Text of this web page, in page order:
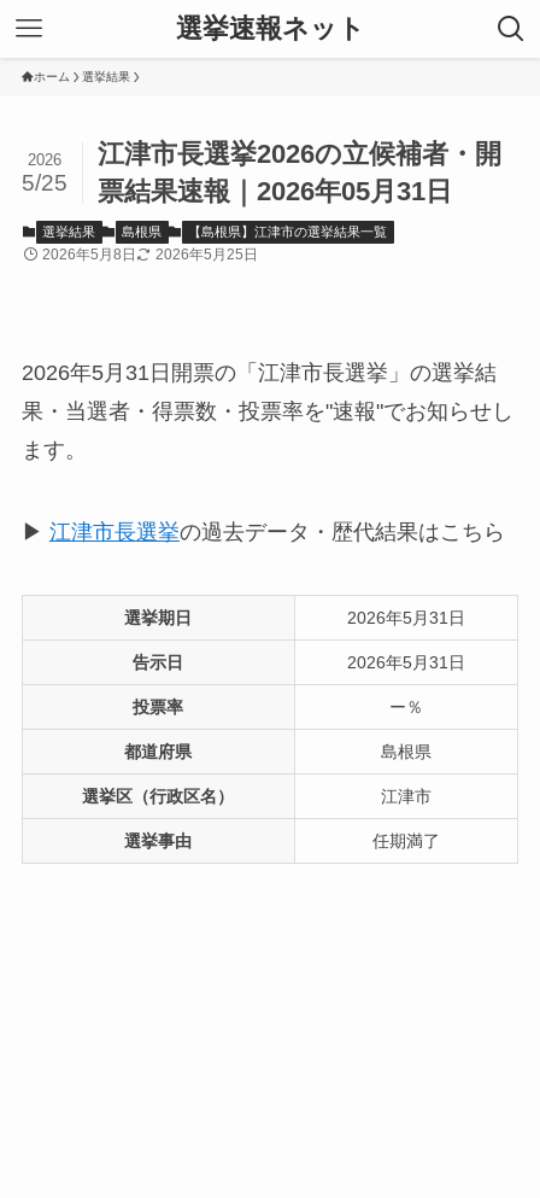
選挙速報ネット
ホーム 選挙結果
江津市長選挙2026の立候補者・開
票結果速報｜2026年05月31日
2026
5/25
選挙結果 島根県 【島根県】江津市の選挙結果一覧
2026年5月8日 2026年5月25日
2026年5月31日開票の「江津市長選挙」の選挙結
果・当選者・得票数・投票率を"速報"でお知らせし
ます。
▶ 江津市長選挙の過去データ・歴代結果はこちら
選挙期日 2026年5月31日
告示日 2026年5月31日
投票率 ー％
都道府県 島根県
選挙区（行政区名） 江津市
選挙事由 任期満了